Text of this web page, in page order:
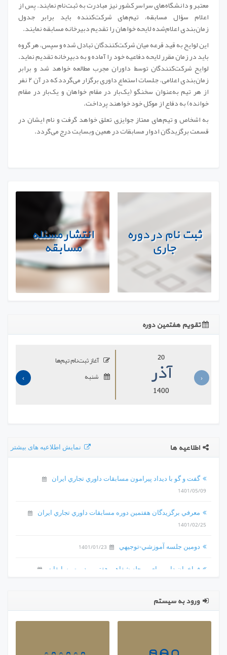
معتبر و دانشگاه‌های سراسر کشور نیز مبادرت به ثبت‌نام نمایند. پس از
اعلام سؤال مسابقه، تیم‌های شرکت‌کننده باید برابر جدول
زمان‌بندی اعلام‌شده لایحه خواهان را تقدیم دبیرخانه مسابقه نمایند.
این لوایح به‌ قید قرعه میان شرکت‌کنندگان تبادل شده و سپس، هر گروه
باید در زمان مقرر لایحه دفاعیه خود را آماده و به دبیرخانه تقدیم نماید.
لوایح شرکت‌کنندگان توسط داوران مجرب مطالعه خواهد شد و برابر
زمان‌بندی اعلامی، جلسات استماع داوری برگزار می‌گردد که در آن ۲ نفر
از هر تیم به‌عنوان سخنگو (یک‌بار در مقام خواهان و یک‌بار در مقام
خوانده) به دفاع از موکل خود خواهند پرداخت.
به اشخاص و تیم‌های ممتاز جوایزی تعلق خواهد گرفت و نام ایشان در
قسمت برگزیدگان ادوار مسابقات در همین وبسایت درج می‌گردد.
ثبت نام در دوره
جاری
انتشار مسئله
مسابقه
تقویم هفتمین دوره
20
آذر
1400
آغاز ثبت‌نام تیم‌ها
شنبه
‹
›
اطلاعیه ها نمایش اطلاعیه های بیشتر
گفت و گو با ديداد پيرامون مسابقات داوري تجاري ايران
1401/05/09
معرفي برگزيدگان هفتمين دوره مسابقات داوري تجاري ايران
1401/02/25
دومين جلسه آموزشي-توجيهي 1401/01/23
فراخوان داور براي مرحله شفاهي هفتمين دوره مسابقات
انتشار فايل شفاف‌سازي مسئله هفتمين دوره مسابقه
ورود به سیستم